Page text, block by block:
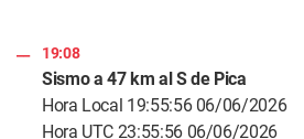
19:08
Sismo a 47 km al S de Pica
Hora Local 19:55:56 06/06/2026
Hora UTC 23:55:56 06/06/2026